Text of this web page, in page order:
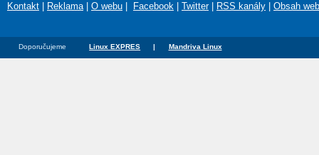
Kontakt
Reklama O webu Facebook Twitter| RSS kanály Obsah
Doporučujeme Linux EXPRES | Mandriva Linux